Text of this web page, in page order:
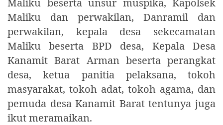
Maliku dan perwakilan, Danramil dan
perwakilan, kepala desa sekecamatan
Maliku beserta BPD desa, Kepala Desa
Kanamit Barat Arman beserta perangkat
desa, ketua panitia pelaksana, tokoh
masyarakat, tokoh adat, tokoh agama, dan
pemuda desa Kanamit Barat tentunya juga
ikut meramaikan.